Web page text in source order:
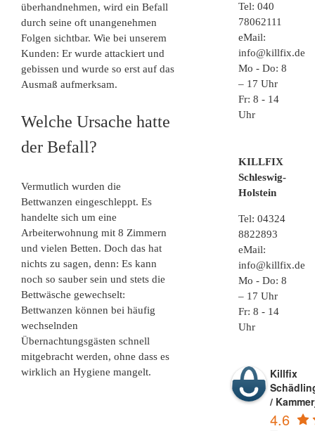
überhandnehmen, wird ein Befall
durch seine oft unangenehmen
Folgen sichtbar. Wie bei unserem
Kunden: Er wurde attackiert und
gebissen und wurde so erst auf das
Ausmaß aufmerksam.
Welche Ursache hatte
der Befall?
Vermutlich wurden die
Bettwanzen eingeschleppt. Es
handelte sich um eine
Arbeiterwohnung mit 8 Zimmern
und vielen Betten. Doch das hat
nichts zu sagen, denn: Es kann
noch so sauber sein und stets die
Bettwäsche gewechselt:
Bettwanzen können bei häufig
wechselnden
Übernachtungsgästen schnell
mitgebracht werden, ohne dass es
wirklich an Hygiene mangelt.
Tel: 040
78062111
eMail:
info@killfix.de
Mo - Do: 8
– 17 Uhr
Fr: 8 - 14
Uhr
KILLFIX
Schleswig-
Holstein
Tel: 04324
8822893
eMail:
info@killfix.de
Mo - Do: 8
– 17 Uhr
Fr: 8 - 14
Uhr
Killfix
/
4.6